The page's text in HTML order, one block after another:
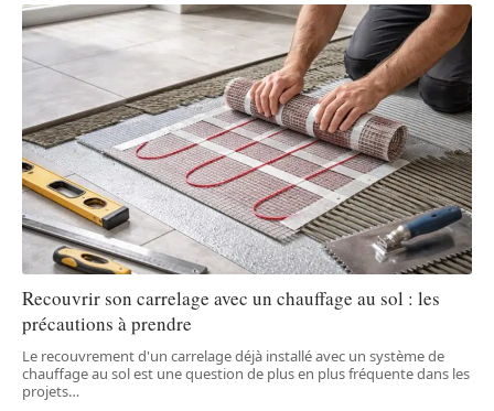
Recouvrir son carrelage avec un chauffage au sol : les
précautions à prendre
Le recouvrement d'un carrelage déjà installé avec un système de
chauffage au sol est une question de plus en plus fréquente dans les
projets…